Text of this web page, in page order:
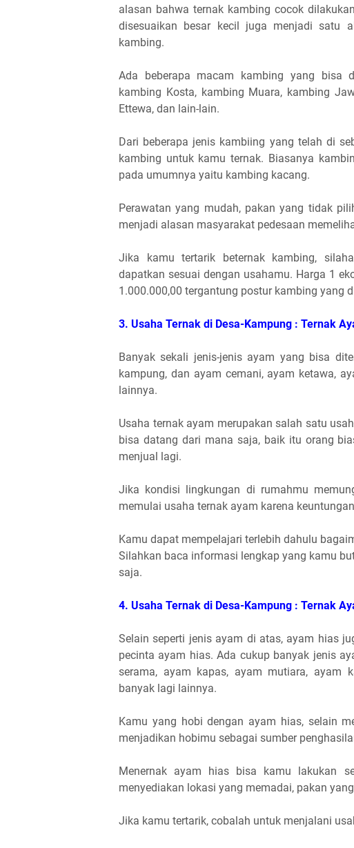
alasan bahwa ternak kambing cocok
disesuaikan besar kecil juga menjadi satu
kambing.
Ada beberapa macam kambing yang bisa
kambing Kosta, kambing Muara, kambing
Ettewa, dan lain-lain.
Dari beberapa jenis kambiing yang telah di
kambing untuk kamu ternak. Biasanya
pada umumnya yaitu kambing kacang.
Perawatan yang mudah, pakan yang tidak
menjadi alasan masyarakat pedesaan
Jika kamu tertarik beternak kambing,
dapatkan sesuai dengan usahamu. Harga 1
1.000.000,00 tergantung postur kambing yang
3. Usaha Ternak di Desa-Kampung : Ternak
Banyak sekali jenis-jenis ayam yang bisa
kampung, dan ayam cemani, ayam ketawa,
lainnya.
Usaha ternak ayam merupakan salah satu
bisa datang dari mana saja, baik itu orang
menjual lagi.
Jika kondisi lingkungan di rumahmu
memulai usaha ternak ayam karena
Kamu dapat mempelajari terlebih dahulu
Silahkan baca informasi lengkap yang kamu
saja.
4. Usaha Ternak di Desa-Kampung : Ternak
Selain seperti jenis ayam di atas, ayam hias
pecinta ayam hias. Ada cukup banyak jenis
serama, ayam kapas, ayam mutiara, ayam
banyak lagi lainnya.
Kamu yang hobi dengan ayam hias, selain
menjadikan hobimu sebagai sumber
Menernak ayam hias bisa kamu lakukan
menyediakan lokasi yang memadai, pakan
Jika kamu tertarik, cobalah untuk menjalani